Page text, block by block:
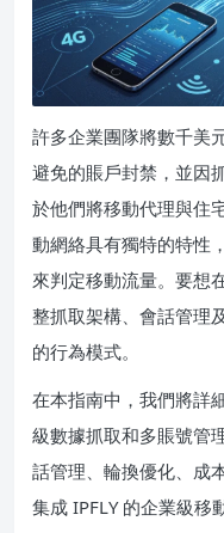
許多企業團隊將數千美
避免的賬戶封禁，並因
於他們將移動代理與住
動網絡具有獨特的特性
來判定移動流量。要想
整抓取架構、會話管理
的行為模式。
在本指南中，我們將詳
級數據抓取和多賬號管
話管理、輪換優化、成
集成 IPFLY 的企業級移